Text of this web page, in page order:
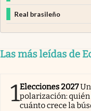
Real brasileño
Las más leídas de
1Elecciones 2027
polarización:
cuánto crece la